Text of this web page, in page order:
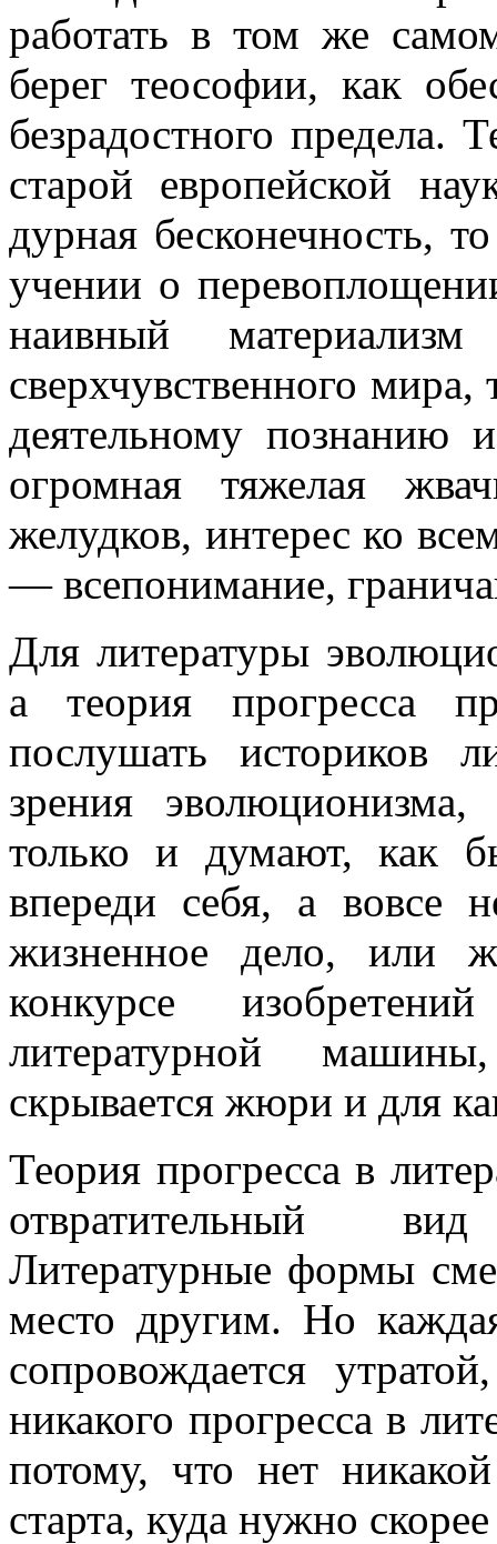
работать в том же
берег теософии, как
безрадостного
старой европейской
дурная бесконечность,
учении о
наивный
сверхчувственного мира,
деятельному познанию
огромная тяжелая
желудков, интерес ко
— всепонимание,
Для литературы
а теория прогресса
послушать историков
зрения
только и думают, как
впереди себя, а вовсе
жизненное дело, или
конкурсе
литературной
скрывается жюри и для
Теория прогресса в
отвратительный
Литературные формы
место другим. Но
сопровождается
никакого прогресса в
потому, что нет
старта, куда нужно